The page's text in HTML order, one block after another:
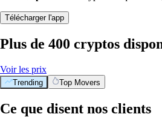
Télécharger l'app
Plus de 400 cryptos
Voir les prix
Trending Top Movers
Ce que disent nos clients